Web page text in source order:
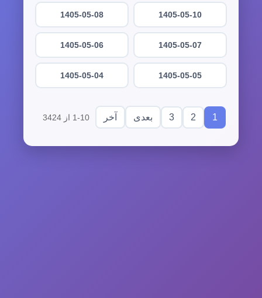
1405-05-10
1405-05-08
1405-05-07
1405-05-06
1405-05-05
1405-05-04
1
2
3 بعدی آخر 1-10 از 3424